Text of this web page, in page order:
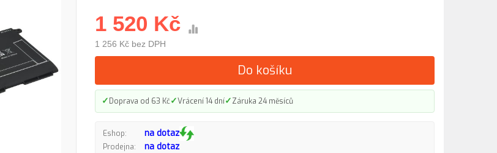
1 520 Kč
1 256 Kč bez DPH
Do košíku
✓Doprava od 63 Kč✓Vrácení 14 dní✓Záruka 24 měsíců
Eshop: na dotaz
Prodejna: na dotaz